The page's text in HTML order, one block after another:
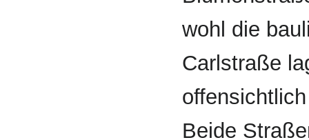
wohl die
Carlstraße
Beide